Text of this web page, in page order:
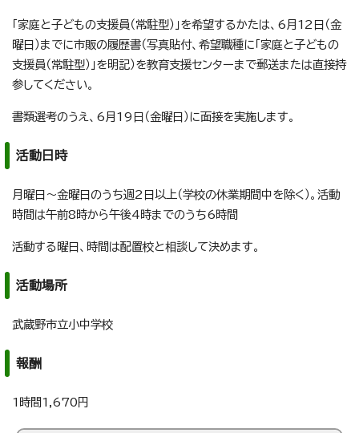
「家庭と子どもの支援員（常駐型）」を希望するかたは、6月12日（金
曜日）までに市販の履歴書（写真貼付、希望職種に「家庭と子どもの
支援員（常駐型）」を明記）を教育支援センターまで郵送または直接持
参してください。
書類選考のうえ、6月19日（金曜日）に面接を実施します。
活動日時
月曜日～金曜日のうち週2日以上（学校の休業期間中を除く）。活動
時間は午前8時から午後4時までのうち6時間
活動する曜日、時間は配置校と相談して決めます。
活動場所
武蔵野市立小中学校
報酬
1時間1,670円